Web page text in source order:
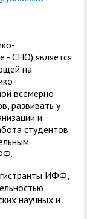
- СНО) является
на
всемерно
развивать у
и
студентов
ИФФ,
научных и